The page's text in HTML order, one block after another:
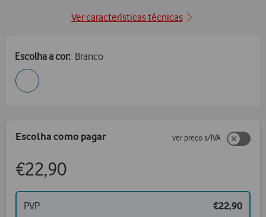
Ver características técnicas
Escolha a cor: Branco
Escolha como pagar ver preço s/IVA
€22,90
PVP €22,90